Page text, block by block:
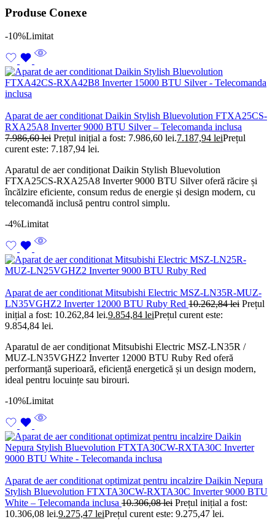
Produse Conexe
-10%Limitat
Aparat de aer conditionat Daikin Stylish Bluevolution FTXA25CS-
RXA25A8 Inverter 9000 BTU Silver – Telecomanda inclusa
7.986,60lei Prețul inițial a fost: 7.986,60 lei.7.187,94 leiPrețul
curent este: 7.187,94 lei.
Aparatul de aer condiționat Daikin Stylish Bluevolution
FTXA25CS-RXA25A8 Inverter 9000 BTU Silver oferă răcire și
încălzire eficiente, consum redus de energie și design modern, cu
telecomandă inclusă pentru control simplu.
-4%Limitat
Aparat de aer conditionat Mitsubishi Electric MSZ-LN35R-MUZ-
LN35VGHZ2 Inverter 12000 BTU Ruby Red 10.262,84lei Prețul
inițial a fost: 10.262,84 lei.9.854,84 leiPrețul curent este:
9.854,84 lei.
Aparatul de aer condiționat Mitsubishi Electric MSZ-LN35R /
MUZ-LN35VGHZ2 Inverter 12000 BTU Ruby Red oferă
performanță superioară, eficiență energetică și un design modern,
ideal pentru locuințe sau birouri.
-10%Limitat
Aparat de aer conditionat optimizat pentru incalzire Daikin Nepura
Stylish Bluevolution FTXTA30CW-RXTA30C Inverter 9000 BTU
White – Telecomanda inclusa 10.306,08lei Prețul inițial a fost:
10.306,08 lei.9.275,47 leiPrețul curent este: 9.275,47 lei.